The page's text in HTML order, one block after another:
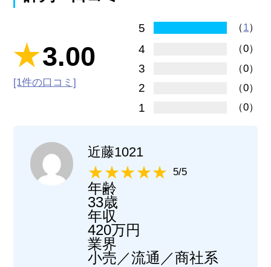
3.00
[1件の口コミ]
5 （1）
4 （0）
3 （0）
2 （0）
1 （0）
近藤1021
5/5
年齢
33歳
年収
420万円
業界
小売／流通／商社系